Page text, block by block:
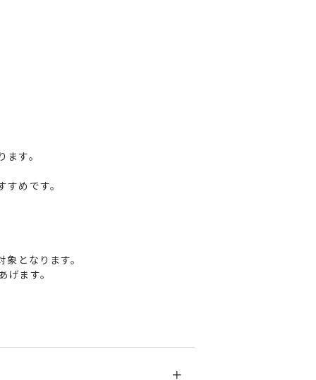
す。
めです。
となります。
ます。